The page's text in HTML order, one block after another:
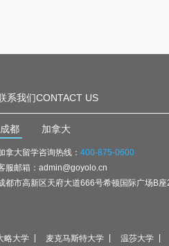
系我们CONTACT US
成都 加拿大
拿大留学咨询热线： 400-875-0600
服邮箱：admin@goyolo.cn
都市高新区天府大道666号希顿国际广场B座
略大学 麦克马斯特大学 温莎大学